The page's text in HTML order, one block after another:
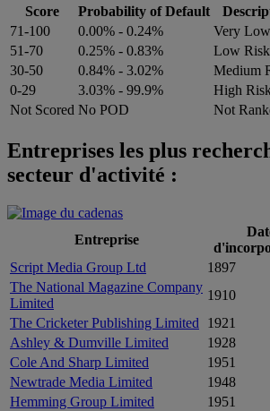
Score Probability of Default
71-100
0.00% - 0.24%
Very
51-70
0.25% - 0.83%
Low Risk
30-50
0.84% - 3.02%
Medium
0-29
3.03% - 99.9%
High
Not Scored No POD Not
Entreprises les plus
secteur d'activité :
Entreprise
Script Media Group Ltd
1897
The National Magazine Company
Limited
1910
The Cricketer Publishing Limited
1921
Ashley & Dumville Limited
1928
Cole And Sharp Limited
1951
Newtrade Media Limited
1948
Hemming Group Limited
1951